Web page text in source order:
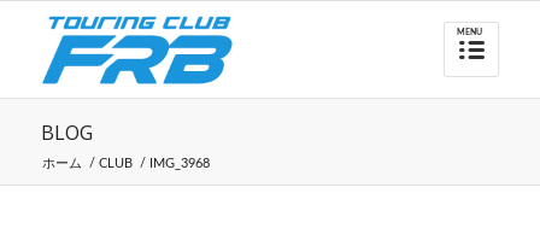
BLOG
ホーム / CLUB / IMG_3968